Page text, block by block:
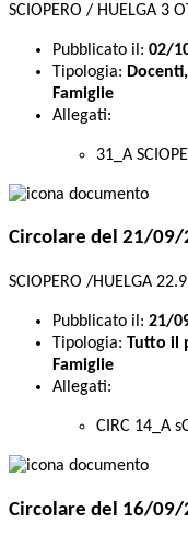
SCIOPERO / HUELGA 3
Pubblicato il: 02/
Tipologia:
Famiglie
Allegati:
31_A
Circolare del 21/09/
SCIOPERO /HUELGA
Pubblicato il: 21/
Tipologia: Tutto il
Famiglie
Allegati:
CIRC 14_A
Circolare del 16/09/